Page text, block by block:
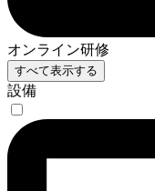
オンライン研修
すべて表示する
設備